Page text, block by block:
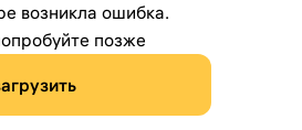
возникла ошибка.
позже